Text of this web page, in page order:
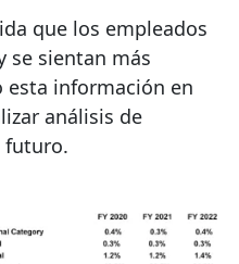
que los empleados
se sientan más
información en
análisis de
futuro.